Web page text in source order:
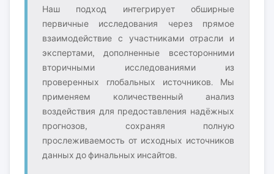
Наш подход интегрирует обширные
первичные исследования через прямое
взаимодействие с участниками отрасли и
экспертами, дополненные всесторонними
вторичными исследованиями из
проверенных глобальных источников. Мы
применяем количественный анализ
воздействия для предоставления надёжных
прогнозов, сохраняя полную
прослеживаемость от исходных источников
данных до финальных инсайтов.